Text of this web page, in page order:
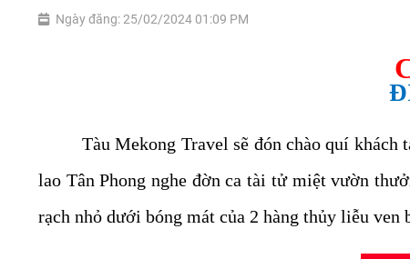
Ngày đăng: 25/02/2024 01:09 PM
Tàu Mekong Travel sẽ đón chào quí khách
lao Tân Phong nghe đờn ca tài tử miệt vườn
rạch nhỏ dưới bóng mát của 2 hàng thủy liễu ven